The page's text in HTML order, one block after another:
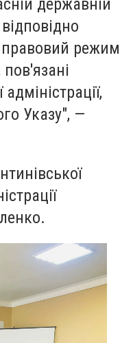
державній
правовий режим
Указу", —